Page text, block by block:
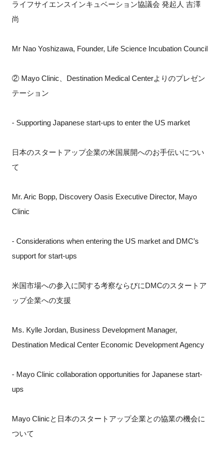
ライフサイエンスインキュベーション協議会 発起人 吉澤
尚
Mr Nao Yoshizawa, Founder, Life Science Incubation Council
② Mayo Clinic、Destination Medical Centerよりのプレゼン
テーション
- Supporting Japanese start-ups to enter the US market
日本のスタートアップ企業の米国展開へのお手伝いについ
て
Mr. Aric Bopp, Discovery Oasis Executive Director, Mayo
Clinic
- Considerations when entering the US market and DMC’s
support for start-ups
米国市場への参入に関する考察ならびにDMCのスタートア
ップ企業への支援
Ms. Kylle Jordan, Business Development Manager,
Destination Medical Center Economic Development Agency
- Mayo Clinic collaboration opportunities for Japanese start-
ups
Mayo Clinicと日本のスタートアップ企業との協業の機会に
ついて